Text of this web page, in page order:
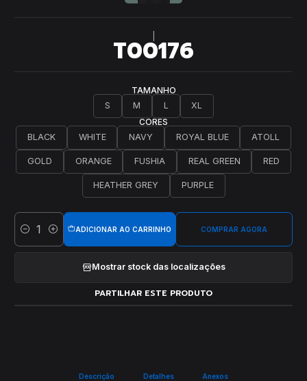
T00176
TAMANHO
S
M L
XL
CORES
BLACK
WHITE NAVY ROYAL BLUE ATOLL
GOLD ORANGE FUSHIA REAL GREEN RED
HEATHER GREY PURPLE
Quantidade
ADICIONAR AO CARRINHO COMPRAR AGORA
Mostrar stock das localizações
PARTILHAR ESTE PRODUTO
Descrição Detalhes Anexos